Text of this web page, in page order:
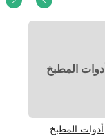
أدوات المطبخ
أدوات المطبخ